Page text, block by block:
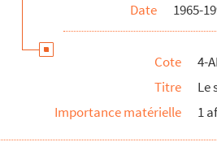
Date
1965-
Cote
4-
Titre
Le
Importance matérielle
1